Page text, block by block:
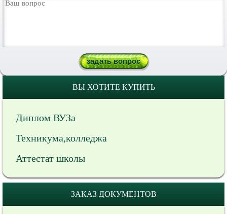
ВЫ ХОТИТЕ КУПИТЬ
Диплом ВУЗа
Техникума,колледжа
Аттестат школы
ЗАКАЗ ДОКУМЕНТОВ